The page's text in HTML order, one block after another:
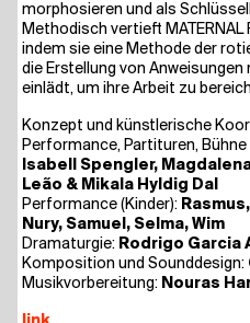
mor­pho­sie­ren und als
Metho­disch ver­tieft MATE­R­NAL
indem sie eine Metho­de der
die Erstel­lung von
ein­lädt, um ihre Arbeit zu
Kon­zept und künst­le­ri­sche
Per­for­mance, Par­ti­tu­ren, Büh­ne
Isa­bell Speng­ler,
Leão & Mika­la Hyl­dig Dal
Per­for­mance (Kin­der):
Nury, Samu­el, Sel­ma, Wim
Dra­ma­tur­gie: Rodri­go Gar­cia
Kom­po­si­ti­on und Sound­de­sign:
Musik­vor­be­rei­tung: Nou­ras